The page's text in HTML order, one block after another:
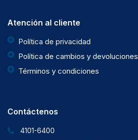
Atención al cliente
Política de privacidad
Política de cambios y devoluciones
Términos y condiciones
Contáctenos
4101-6400